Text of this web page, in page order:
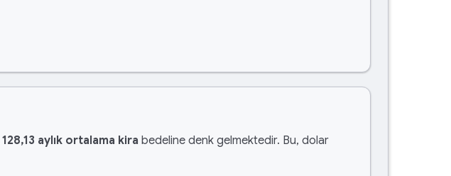
128,13 aylık ortalama kira bedeline denk gelmektedir. Bu, dolar